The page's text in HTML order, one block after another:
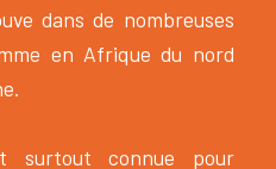
dans de nombreuses
en Afrique du nord
surtout connue pour